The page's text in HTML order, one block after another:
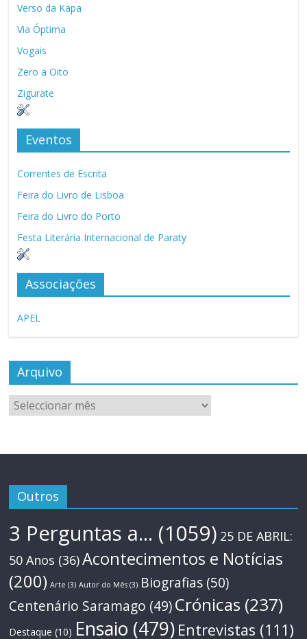
Verso da Kapa
Via Óptima
Vogais
Zero a Oito
Zigurate
Eventos
Correntes de Escrita
Feira do Livro de Lisboa
Feira do Livro do Porto
Festa Literária Internacional de Paraty
Associações
APEL
Arquivo
Arquivo
Outros
3 Perguntas a... (1059) 25 DE ABRIL:
50 Anos (36)Acontecimentos e Notícias
(200) Arte (3) Autor do Mês (3) Biografias (50)
Centenário Saramago (49)Crónicas (237)
Destaque (10) Ensaio (479) Entrevistas (111)